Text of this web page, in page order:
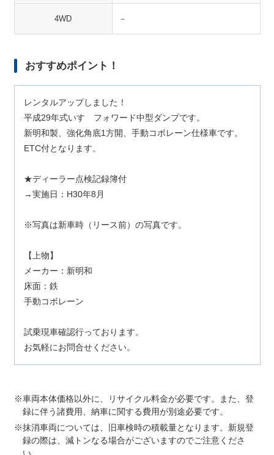
4WD －
おすすめポイント！
レンタルアップしました！
平成29年式いすゞフォワード中型ダンプです。
新明和製、強化角底1方開、手動コボレーン仕様車です。
ETC付となります。
★ディーラー点検記録簿付
→実施日：H30年8月
※写真は新車時（リース前）の写真です。
【上物】
メーカー：新明和
床面：鉄
手動コボレーン
試乗現車確認行っております。
お気軽にお問合せください。
車両本体価格以外に、リサイクル料金が必要です。また、登
録に伴う諸費用、納車に関する費用が別途必要です。
抹消車両については、旧車検時の積載量となります。新規登
録の際は、減トンなる場合がございますのでご注意くださ